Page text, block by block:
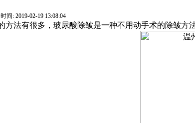
间: 2019-02-19 13:08:04
方法有很多，玻尿酸除皱是一种不用动手术的除皱方